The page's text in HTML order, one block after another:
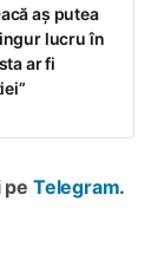
aș putea
lucru în
ar fi
pe Telegram.